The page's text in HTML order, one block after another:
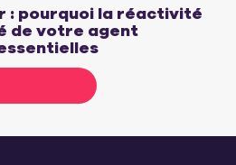
: pourquoi la réactivité
de votre agent